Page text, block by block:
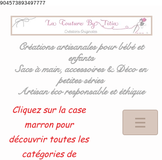
904573893497777
Créations artisanales pour bébé et
enfants
Sacs à main, accessoires & Déco en
petites séries
Artisan éco responsable et éthique
Cliquez sur la case
marron pour
découvrir toutes les
catégories de